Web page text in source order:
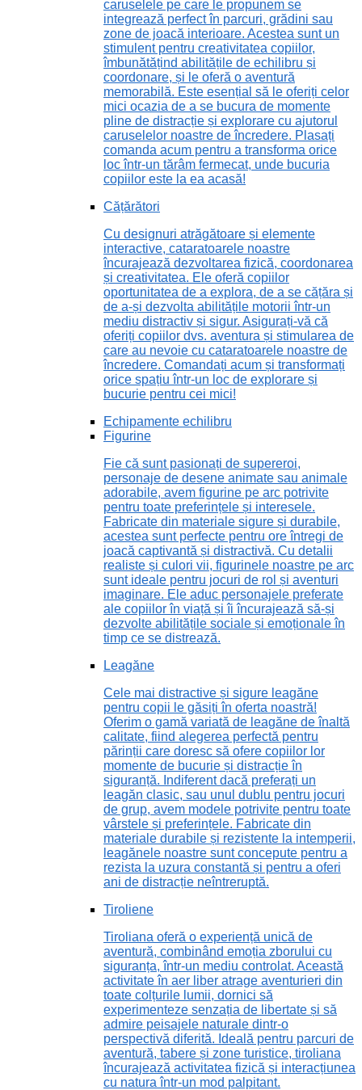
caruselele pe care le propunem se
integrează perfect în parcuri, grădini sau
zone de joacă interioare. Acestea sunt un
stimulent pentru creativitatea copiilor,
îmbunătățind abilitățile de echilibru și
coordonare, și le oferă o aventură
memorabilă. Este esențial să le oferiți celor
mici ocazia de a se bucura de momente
pline de distracție și explorare cu ajutorul
caruselelor noastre de încredere. Plasați
comanda acum pentru a transforma orice
loc într-un tărâm fermecat, unde bucuria
copiilor este la ea acasă!
Cățărători
Cu designuri atrăgătoare și elemente
interactive, cataratoarele noastre
încurajează dezvoltarea fizică, coordonarea
și creativitatea. Ele oferă copiilor
oportunitatea de a explora, de a se cățăra și
de a-și dezvolta abilitățile motorii într-un
mediu distractiv și sigur. Asigurați-vă că
oferiți copiilor dvs. aventura și stimularea de
care au nevoie cu cataratoarele noastre de
încredere. Comandați acum și transformați
orice spațiu într-un loc de explorare și
bucurie pentru cei mici!
Echipamente echilibru
Figurine
Fie că sunt pasionați de supereroi,
personaje de desene animate sau animale
adorabile, avem figurine pe arc potrivite
pentru toate preferințele și interesele.
Fabricate din materiale sigure și durabile,
acestea sunt perfecte pentru ore întregi de
joacă captivantă și distractivă. Cu detalii
realiste și culori vii, figurinele noastre pe arc
sunt ideale pentru jocuri de rol și aventuri
imaginare. Ele aduc personajele preferate
ale copiilor în viață și îi încurajează să-și
dezvolte abilitățile sociale și emoționale în
timp ce se distrează.
Leagăne
Cele mai distractive și sigure leagăne
pentru copii le găsiți în oferta noastră!
Oferim o gamă variată de leagăne de înaltă
calitate, fiind alegerea perfectă pentru
părinții care doresc să ofere copiilor lor
momente de bucurie și distracție în
siguranță. Indiferent dacă preferați un
leagăn clasic, sau unul dublu pentru jocuri
de grup, avem modele potrivite pentru toate
vârstele și preferințele. Fabricate din
materiale durabile și rezistente la intemperii,
leagănele noastre sunt concepute pentru a
rezista la uzura constantă și pentru a oferi
ani de distracție neîntreruptă.
Tiroliene
Tiroliana oferă o experiență unică de
aventură, combinând emoția zborului cu
siguranța, într-un mediu controlat. Această
activitate în aer liber atrage aventurieri din
toate colțurile lumii, dornici să
experimenteze senzația de libertate și să
admire peisajele naturale dintr-o
perspectivă diferită. Ideală pentru parcuri de
aventură, tabere și zone turistice, tiroliana
încurajează activitatea fizică și interacțiunea
cu natura într-un mod palpitant.